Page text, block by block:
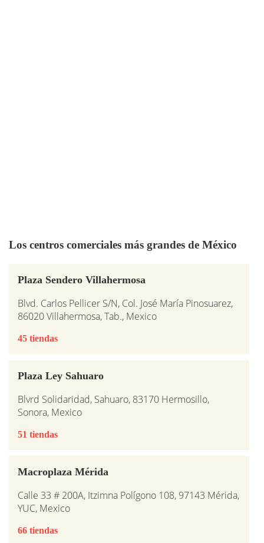
Los centros comerciales más grandes de México
Plaza Sendero Villahermosa
Blvd. Carlos Pellicer S/N, Col. José María Pinosuarez,
86020 Villahermosa, Tab., Mexico
45 tiendas
Plaza Ley Sahuaro
Blvrd Solidaridad, Sahuaro, 83170 Hermosillo,
Sonora, Mexico
51 tiendas
Macroplaza Mérida
Calle 33 # 200A, Itzimna Polígono 108, 97143 Mérida,
YUC, Mexico
66 tiendas